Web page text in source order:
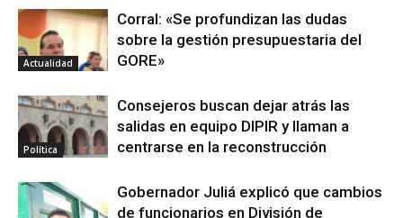
Actualidad
Corral: «Se profundizan las dudas
sobre la gestión presupuestaria del
GORE»
Política
Consejeros buscan dejar atrás las
salidas en equipo DIPIR y llaman a
centrarse en la reconstrucción
Gobernador Juliá explicó que cambios
de funcionarios en División de